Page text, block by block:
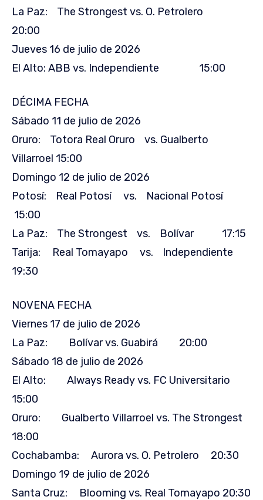
La Paz: The Strongest vs. O. Petrolero
20:00
Jueves 16 de julio de 2026
El Alto: ABB vs. Independiente 15:00
DÉCIMA FECHA
Sábado 11 de julio de 2026
Oruro: Totora Real Oruro vs. Gualberto
Villarroel 15:00
Domingo 12 de julio de 2026
Potosí: Real Potosí vs. Nacional Potosí
15:00
La Paz: The Strongest vs. Bolívar 17:15
Tarija: Real Tomayapo vs. Independiente
19:30
NOVENA FECHA
Viernes 17 de julio de 2026
La Paz: Bolívar vs. Guabirá 20:00
Sábado 18 de julio de 2026
El Alto: Always Ready vs. FC Universitario
15:00
Oruro: Gualberto Villarroel vs. The Strongest
18:00
Cochabamba: Aurora vs. O. Petrolero 20:30
Domingo 19 de julio de 2026
Santa Cruz: Blooming vs. Real Tomayapo 20:30